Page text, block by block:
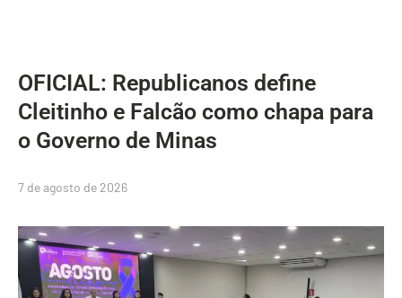
OFICIAL: Republicanos define
Cleitinho e Falcão como chapa para
o Governo de Minas
7 de agosto de 2026